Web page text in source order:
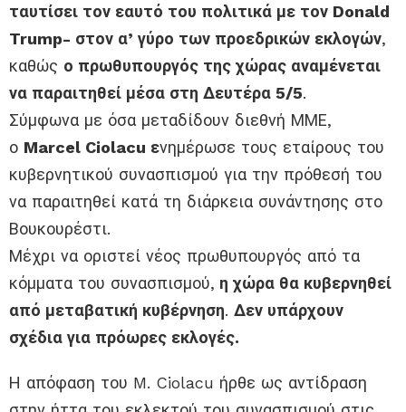
ταυτίσει τον εαυτό του πολιτικά με τον Donald
Trump- στον α’ γύρο των προεδρικών εκλογών,
καθώς ο πρωθυπουργός της χώρας αναμένεται
να παραιτηθεί μέσα στη Δευτέρα 5/5.
Σύμφωνα με όσα μεταδίδουν διεθνή ΜΜΕ,
ο Marcel Ciolacu ενημέρωσε τους εταίρους του
κυβερνητικού συνασπισμού για την πρόθεσή του
να παραιτηθεί κατά τη διάρκεια συνάντησης στο
Βουκουρέστι.
Μέχρι να οριστεί νέος πρωθυπουργός από τα
κόμματα του συνασπισμού, η χώρα θα κυβερνηθεί
από μεταβατική κυβέρνηση. Δεν υπάρχουν
σχέδια για πρόωρες εκλογές.
Η απόφαση του M. Ciolacu ήρθε ως αντίδραση